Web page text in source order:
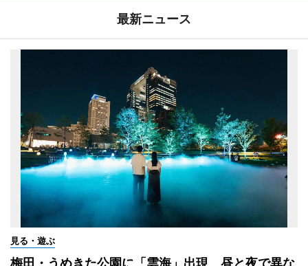
最新ニュース
見る・遊ぶ
梅田・うめきた公園に「雲海」出現 昼と夜で異な